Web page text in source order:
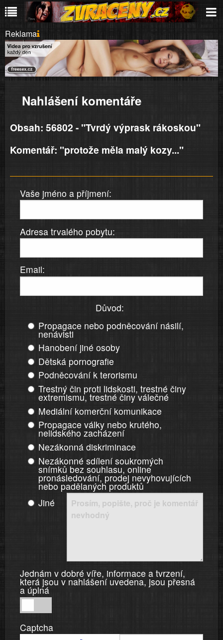
Reklama
Nahlášení komentáře
Obsah: 56802 - "Tvrdý výprask rákoskou"
Komentář: "protože měla malý kozy..."
Vaše jméno a příjmení:
Adresa trvalého pobytu:
Email:
Důvod:
Propagace nebo podněcování násilí,
nenávisti
Hanobení jiné osoby
Dětská pornografie
Podněcování k terorismu
Trestný čin proti lidskosti, trestné činy
extremismu, trestné činy válečné
Mediální komerční komunikace
Propagace války nebo krutého,
nelidského zacházení
Nezákonná diskriminace
Nezákonné sdílení soukromých
snímků bez souhlasu, online
pronásledování, prodej nevyhovujících
nebo padělaných produktů
Jiné
Jednám v dobré víře, informace a tvrzení,
která jsou v nahlášení uvedena, jsou přesná
a úplná
v
dobré
Captcha